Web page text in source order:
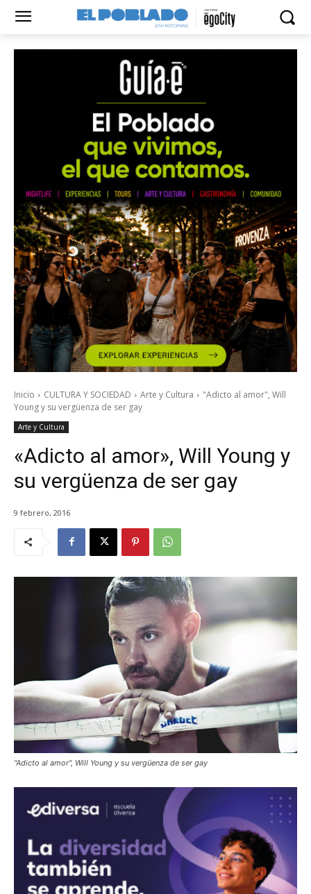
Inicio CULTURA Y SOCIEDAD Arte y Cultura
"Adicto al amor", Will
Young y su vergüenza de ser gay
Arte y Cultura
«Adicto al amor», Will Young y
su vergüenza de ser gay
9 febrero, 2016
"Adicto al amor", Will Young y su vergüenza de ser gay